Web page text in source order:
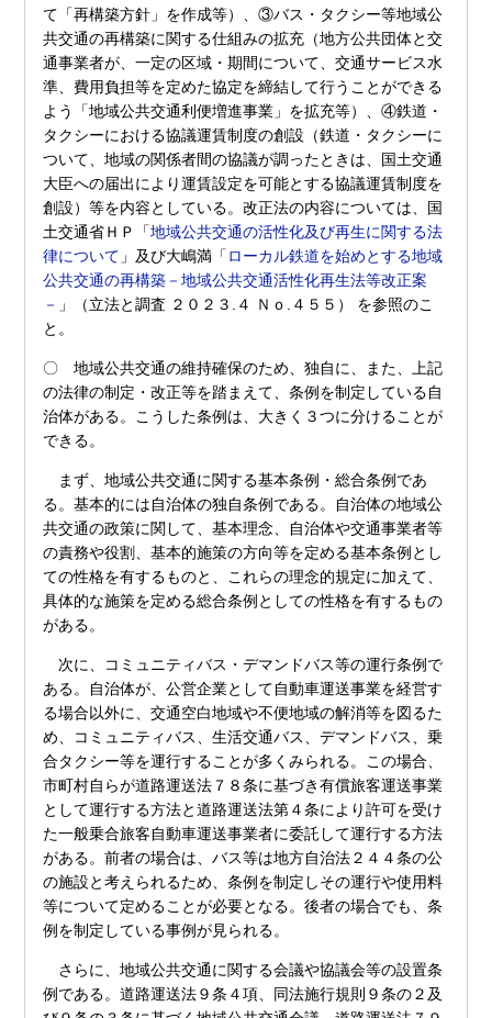
て「再構築方針」を作成等）、③バス・タクシー等地域公
共交通の再構築に関する仕組みの拡充（地方公共団体と交
通事業者が、一定の区域・期間について、交通サービス水
準、費用負担等を定めた協定を締結して行うことができる
よう「地域公共交通利便増進事業」を拡充等）、④鉄道・
タクシーにおける協議運賃制度の創設（鉄道・タクシーに
ついて、地域の関係者間の協議が調ったときは、国土交通
大臣への届出により運賃設定を可能とする協議運賃制度を
創設）等を内容としている。改正法の内容については、国
土交通省ＨＰ「地域公共交通の活性化及び再生に関する法
律について 」及び大嶋満「 ローカル鉄道を始めとする地域
公共交通の再構築－地域公共交通活性化再生法等改正案
－ 」（立法と調査 ２０２３.４ Ｎｏ.４５５） を参照のこ
と。
〇 地域公共交通の維持確保のため、独自に、また、上記
の法律の制定・改正等を踏まえて、条例を制定している自
治体がある。こうした条例は、大きく３つに分けることが
できる。
まず、地域公共交通に関する基本条例・総合条例であ
る。基本的には自治体の独自条例である。自治体の地域公
共交通の政策に関して、基本理念、自治体や交通事業者等
の責務や役割、基本的施策の方向等を定める基本条例とし
ての性格を有するものと、これらの理念的規定に加えて、
具体的な施策を定める総合条例としての性格を有するもの
がある。
次に、コミュニティバス・デマンドバス等の運行条例で
ある。自治体が、公営企業として自動車運送事業を経営す
る場合以外に、交通空白地域や不便地域の解消等を図るた
め、コミュニティバス、生活交通バス、デマンドバス、乗
合タクシー等を運行することが多くみられる。この場合、
市町村自らが道路運送法７８条に基づき有償旅客運送事業
として運行する方法と道路運送法第４条により許可を受け
た一般乗合旅客自動車運送事業者に委託して運行する方法
がある。前者の場合は、バス等は地方自治法２４４条の公
の施設と考えられるため、条例を制定しその運行や使用料
等について定めることが必要となる。後者の場合でも、条
例を制定している事例が見られる。
さらに、地域公共交通に関する会議や協議会等の設置条
例である。道路運送法９条４項、同法施行規則９条の２及